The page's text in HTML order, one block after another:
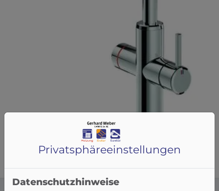
Privatsphäre­einstellungen
Datenschutzhinweise